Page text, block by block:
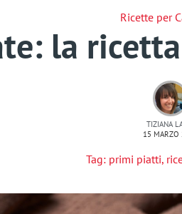
Ricette per
la
TIZIANA
15 MARZO
Tag: primi piatti,